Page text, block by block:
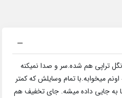
.انگل تراپی هم شده.سر و صدا نمیکنه
میخوابه.با تمام وسایلش که کمتر
به جایی داده میشه. جای تخفیف هم